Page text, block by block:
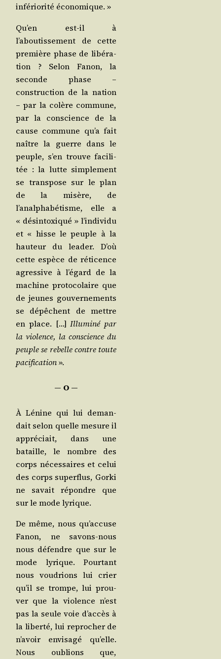
infé­rio­ri­té économique. »
Qu’en est-il à
l’aboutissement de cette
pre­mière phase de libé­ra­
tion ? Selon Fanon, la
seconde phase –
construc­tion de la nation
– par la colère com­mune,
par la conscience de la
cause com­mune qu’a fait
naître la guerre dans le
peuple, s’en trouve faci­li­
tée : la lutte sim­ple­ment
se trans­pose sur le plan
de la misère, de
l’analphabétisme, elle a
« dés­in­toxi­qué » l’individu
et « hisse le peuple à la
hau­teur du lea­der. D’où
cette espèce de réti­cence
agres­sive à l’égard de la
machine pro­to­co­laire que
de jeunes gou­ver­ne­ments
se dépêchent de mettre
en place. […]Illu­mi­né par
la vio­lence, la conscience du
peuple se rebelle contre toute
paci­fi­ca­tion».
― O ―
À Lénine qui lui deman­
dait selon quelle mesure il
appré­ciait, dans une
bataille, le nombre des
corps néces­saires et celui
des corps super­flus, Gor­ki
ne savait répondre que
sur le mode lyrique.
De même, nous qu’accuse
Fanon, ne savons-nous
nous défendre que sur le
mode lyrique. Pour­tant
nous vou­drions lui crier
qu’il se trompe, lui prou­
ver que la vio­lence n’est
pas la seule voie d’accès à
la liber­té, lui repro­cher de
n’avoir envi­sa­gé qu’elle.
Nous oublions que,